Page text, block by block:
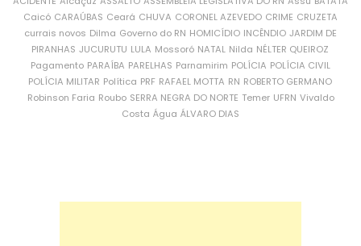
Caicó CARAÚBAS Ceará CHUVA CORONEL AZEVEDO CRIME CRUZETA
currais novos Dilma Governo do RN HOMICÍDIO INCÊNDIO JARDIM DE
PIRANHAS JUCURUTU LULA Mossoró NATAL Nilda NÉLTER QUEIROZ
Pagamento PARAÍBA PARELHAS Parnamirim POLÍCIA POLÍCIA CIVIL
POLÍCIA MILITAR Política PRF RAFAEL MOTTA RN ROBERTO GERMANO
Robinson Faria Roubo SERRA NEGRA DO NORTE Temer UFRN Vivaldo
Costa Água ÁLVARO DIAS